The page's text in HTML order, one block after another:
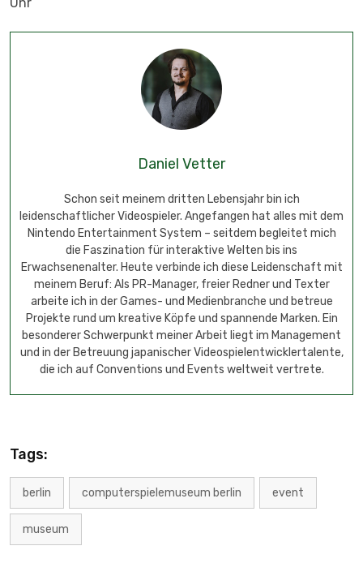
Daniel Vetter
Schon seit meinem dritten Lebensjahr bin ich
leidenschaftlicher Videospieler. Angefangen hat alles mit dem
Nintendo Entertainment System – seitdem begleitet mich
die Faszination für interaktive Welten bis ins
Erwachsenenalter. Heute verbinde ich diese Leidenschaft mit
meinem Beruf: Als PR-Manager, freier Redner und Texter
arbeite ich in der Games- und Medienbranche und betreue
Projekte rund um kreative Köpfe und spannende Marken. Ein
besonderer Schwerpunkt meiner Arbeit liegt im Management
und in der Betreuung japanischer Videospielentwicklertalente,
die ich auf Conventions und Events weltweit vertrete.
Tags:
berlin computerspielemuseum berlin event
museum